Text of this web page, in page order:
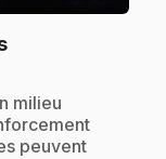
.
milieu
peuvent